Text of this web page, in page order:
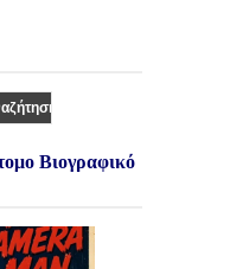
Βιογραφικό